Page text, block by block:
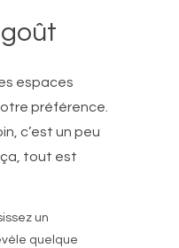
espaces
préférence.
c’est un peu
tout est
un
quelque